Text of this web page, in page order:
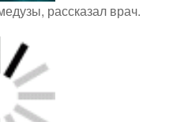
рассказал врач.